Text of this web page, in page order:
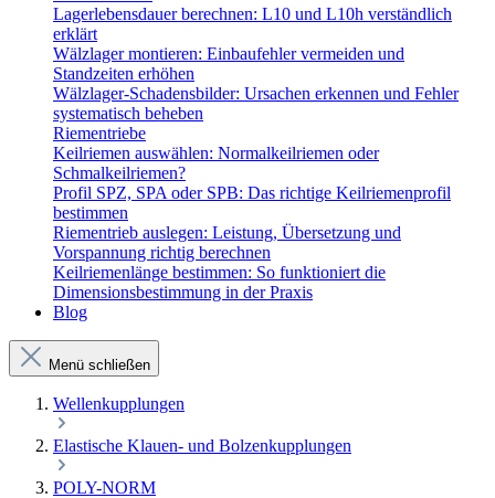
Lagerlebensdauer berechnen: L10 und L10h verständlich
erklärt
Wälzlager montieren: Einbaufehler vermeiden und
Standzeiten erhöhen
Wälzlager-Schadensbilder: Ursachen erkennen und Fehler
systematisch beheben
Riementriebe
Keilriemen auswählen: Normalkeilriemen oder
Schmalkeilriemen?
Profil SPZ, SPA oder SPB: Das richtige Keilriemenprofil
bestimmen
Riementrieb auslegen: Leistung, Übersetzung und
Vorspannung richtig berechnen
Keilriemenlänge bestimmen: So funktioniert die
Dimensionsbestimmung in der Praxis
Blog
Menü schließen
Wellenkupplungen
Elastische Klauen- und Bolzenkupplungen
POLY-NORM